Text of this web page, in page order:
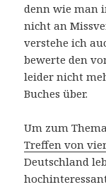
denn wie man
nicht an
verstehe ich
bewerte den
leider nicht
Buches über.
Um zum
Treffen von
Deutschland